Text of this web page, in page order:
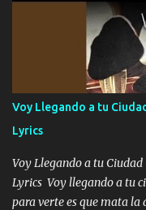
preguntas y digas que sí
contenta como yo por ti
enamora pa describirte
quiero contigo que seas
contéstame la llamada
borracho me animo a
me encantes Decirte que
tenerte aquí espero que
Voy Llegando a tu
Lyrics
Voy Llegando a tu
Lyrics Voy llegando a tu
para verte es que mata